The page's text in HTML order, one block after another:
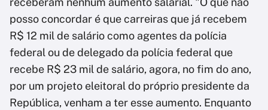
posso concordar é que carreiras que já recebem
R$ 12 mil de salário como agentes da polícia
federal ou de delegado da polícia federal que
recebe R$ 23 mil de salário, agora, no fim do ano,
por um projeto eleitoral do próprio presidente da
República, venham a ter esse aumento. Enquanto